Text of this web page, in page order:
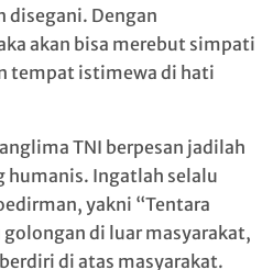
disegani. Dengan
akan bisa merebut simpati
tempat istimewa di hati
TNI berpesan jadilah
humanis. Ingatlah selalu
yakni “Tentara
di luar masyarakat,
di atas masyarakat.